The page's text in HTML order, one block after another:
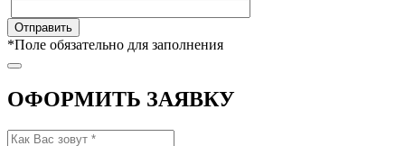
*Поле обязательно для заполнения
ОФОРМИТЬ ЗАЯВКУ